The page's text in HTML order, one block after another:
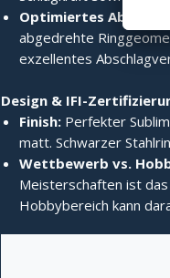
Optimiertes
abgedrehte
exzellentes
Design & IFI-
Finish: Perfekter
matt. Schwarzer
Wettbewerb vs.
Meisterschaften ist das
Hobbybereich kann